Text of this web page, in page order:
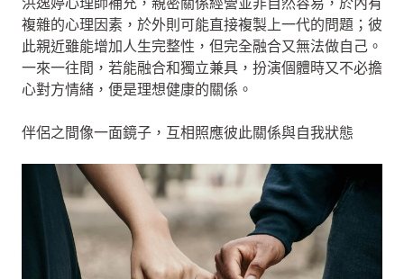
洪逸婷心理師補充，親密關係經營並非自然容易，於內有
複雜的心理因素，於外則可能直接複製上一代的問題；彼
此親近雖能增加人生完整性，但完全融合又無法做自己。
一來一往間，若能融合和獨立兼具，扮演個體時又不必擔
心對方情緒，便是理想健康的關係。
伴侶之間像一面鏡子，互相照應彼此關係與自我狀態